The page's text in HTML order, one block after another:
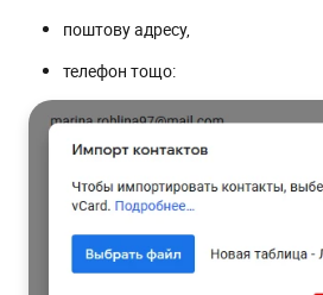
поштову адресу,
телефон тощо: